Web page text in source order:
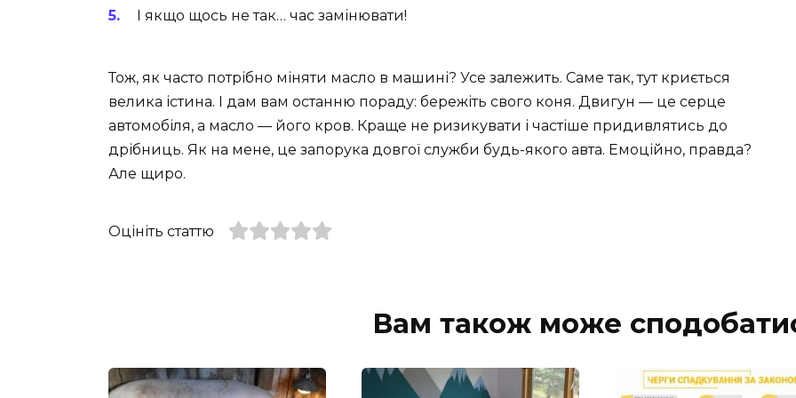
І якщо щось не так… час замінювати!
Тож, як часто потрібно міняти масло в машині? Усе залежить. Саме так, тут криється
велика істина. І дам вам останню пораду: бережіть свого коня. Двигун — це серце
автомобіля, а масло — його кров. Краще не ризикувати і частіше придивлятись до
дрібниць. Як на мене, це запорука довгої служби будь-якого авта. Емоційно, правда?
Але щиро.
Оцініть статтю
Вам також може